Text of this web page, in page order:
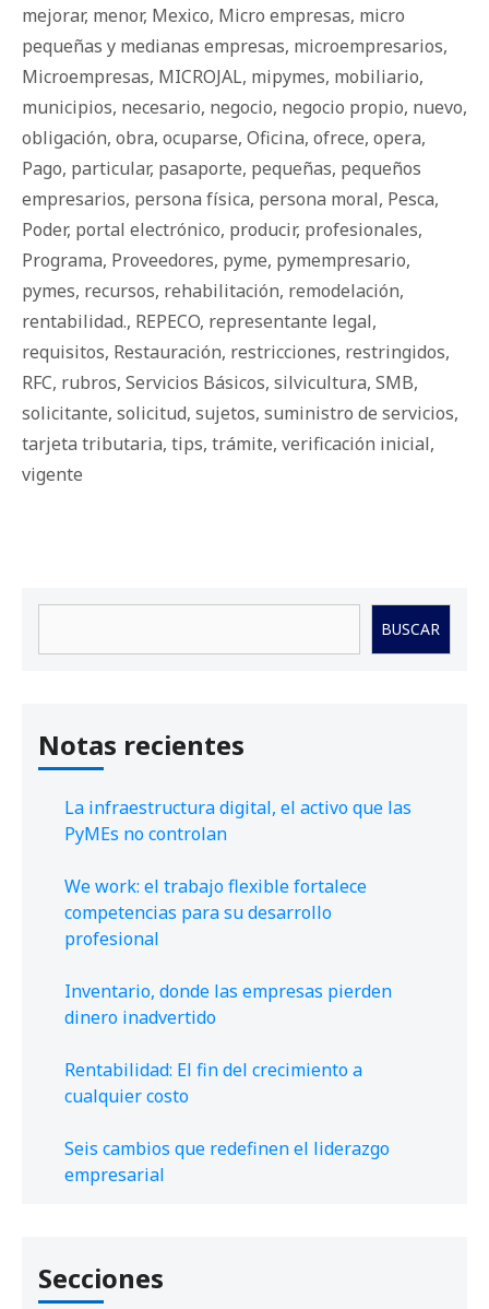
mejorar, menor, Mexico, Micro empresas, micro
pequeñas y medianas empresas, microempresarios,
Microempresas, MICROJAL, mipymes, mobiliario,
municipios, necesario, negocio, negocio propio, nuevo,
obligación, obra, ocuparse, Oficina, ofrece, opera,
Pago, particular, pasaporte, pequeñas, pequeños
empresarios, persona física, persona moral, Pesca,
Poder, portal electrónico, producir, profesionales,
Programa, Proveedores, pyme, pymempresario,
pymes, recursos, rehabilitación, remodelación,
rentabilidad., REPECO, representante legal,
requisitos, Restauración, restricciones, restringidos,
RFC, rubros, Servicios Básicos, silvicultura, SMB,
solicitante, solicitud, sujetos, suministro de servicios,
tarjeta tributaria, tips, trámite, verificación inicial,
vigente
BUSCAR
Notas recientes
La infraestructura digital, el activo que las
PyMEs no controlan
We work: el trabajo flexible fortalece
competencias para su desarrollo
profesional
Inventario, donde las empresas pierden
dinero inadvertido
Rentabilidad: El fin del crecimiento a
cualquier costo
Seis cambios que redefinen el liderazgo
empresarial
Secciones